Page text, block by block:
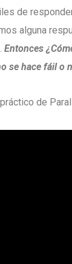
de
alguna
Entonces
se hace fáil o
de